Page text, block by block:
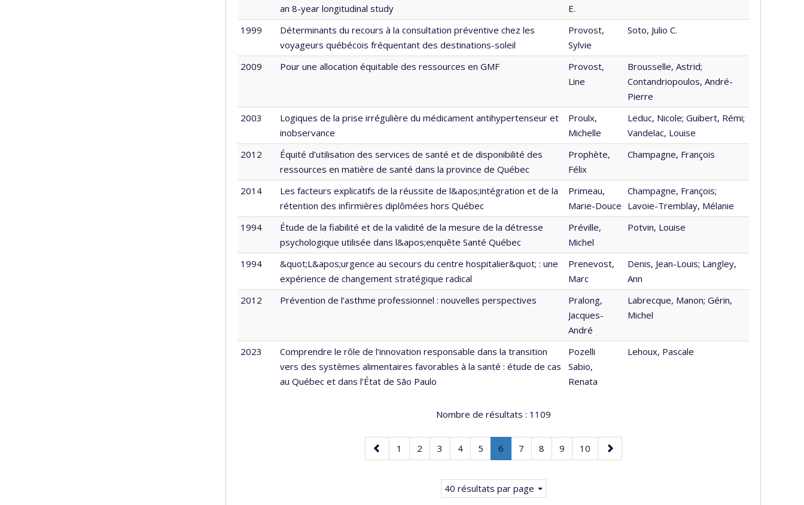
an 8-year longitudinal study
E.
1999
Déterminants du recours à la consultation préventive chez les
voyageurs québécois fréquentant des destinations-soleil
Provost,
Sylvie
Soto, Julio C.
2009 Pour une allocation équitable des ressources en GMF
Provost,
Line
Brousselle, Astrid;
Contandriopoulos, André-
Pierre
2003
Logiques de la prise irrégulière du médicament antihypertenseur et
inobservance
Proulx,
Michelle
Leduc, Nicole; Guibert, Rémi;
Vandelac, Louise
2012
Équité d’utilisation des services de santé et de disponibilité des
ressources en matière de santé dans la province de Québec
Prophète,
Félix
Champagne, François
2014
Les facteurs explicatifs de la réussite de l&apos;intégration et de la
rétention des infirmières diplômées hors Québec
Primeau,
Marie-Douce
Champagne, François;
Lavoie-Tremblay, Mélanie
1994
Étude de la fiabilité et de la validité de la mesure de la détresse
psychologique utilisée dans l&apos;enquête Santé Québec
Préville,
Michel
Potvin, Louise
1994
&quot;L&apos;urgence au secours du centre hospitalier&quot; : une
expérience de changement stratégique radical
Prenevost,
Marc
Denis, Jean-Louis; Langley,
Ann
2012
Prévention de l’asthme professionnel : nouvelles perspectives
Pralong,
Jacques-
André
Labrecque, Manon; Gérin,
Michel
2023
Comprendre le rôle de l’innovation responsable dans la transition
vers des systèmes alimentaires favorables à la santé : étude de cas
au Québec et dans l’État de São Paulo
Pozelli
Sabio,
Renata
Lehoux, Pascale
Nombre de résultats : 1109
Page
précédente
Page
1 Page
2 Page
3 Page
4 Page
5 Page
6.
Page
courante.
Page
7 Page
8 Page
9 Page
10
Page
suivante
40 résultats par page